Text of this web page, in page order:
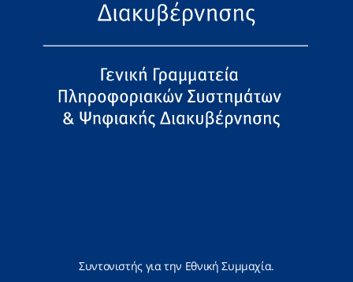
Συντονιστής για την Εθνική Συμμαχία.